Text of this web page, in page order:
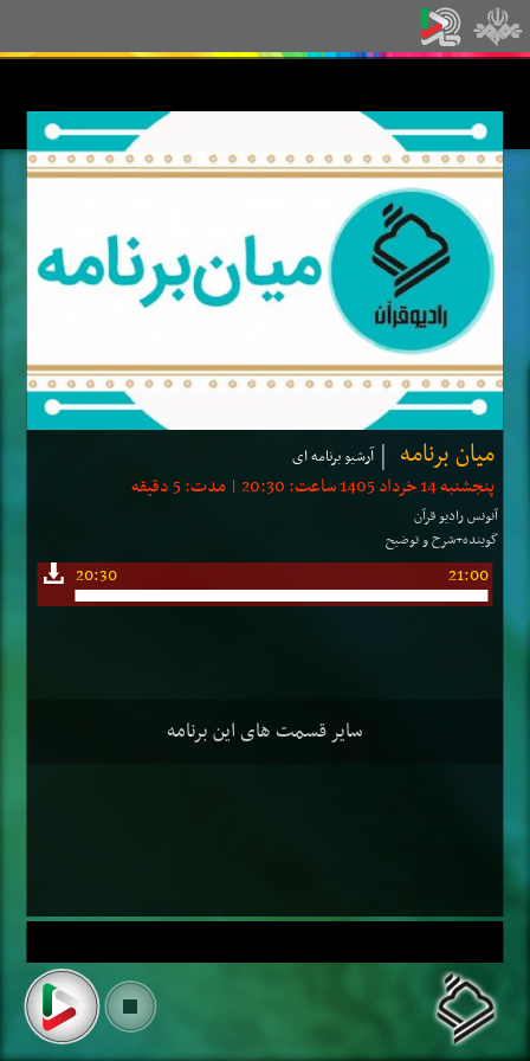
میان برنامه آرشیو برنامه ای
پنجشنبه 14 خرداد 1405 ساعت: 20:30 | مدت: 5 دقیقه
آنونس رادیو قرآن
گوینده+شرح و توضیح
20:30 21:00
سایر قسمت های این برنامه